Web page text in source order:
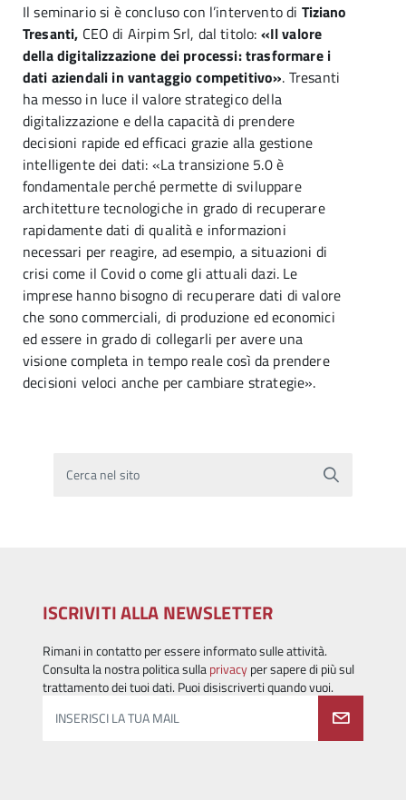
Il seminario si è concluso con l’intervento di Tiziano
Tresanti, CEO di Airpim Srl, dal titolo: «Il valore
della digitalizzazione dei processi: trasformare i
dati aziendali in vantaggio competitivo». Tresanti
ha messo in luce il valore strategico della
digitalizzazione e della capacità di prendere
decisioni rapide ed efficaci grazie alla gestione
intelligente dei dati: «La transizione 5.0 è
fondamentale perché permette di sviluppare
architetture tecnologiche in grado di recuperare
rapidamente dati di qualità e informazioni
necessari per reagire, ad esempio, a situazioni di
crisi come il Covid o come gli attuali dazi. Le
imprese hanno bisogno di recuperare dati di valore
che sono commerciali, di produzione ed economici
ed essere in grado di collegarli per avere una
visione completa in tempo reale così da prendere
decisioni veloci anche per cambiare strategie».
Cerca nel sito
ISCRIVITI ALLA NEWSLETTER
Rimani in contatto per essere informato sulle attività.
Consulta la nostra politica sullaprivacyper sapere di più sul
trattamento dei tuoi dati. Puoi disiscriverti quando vuoi.
INSERISCI LA TUA MAIL